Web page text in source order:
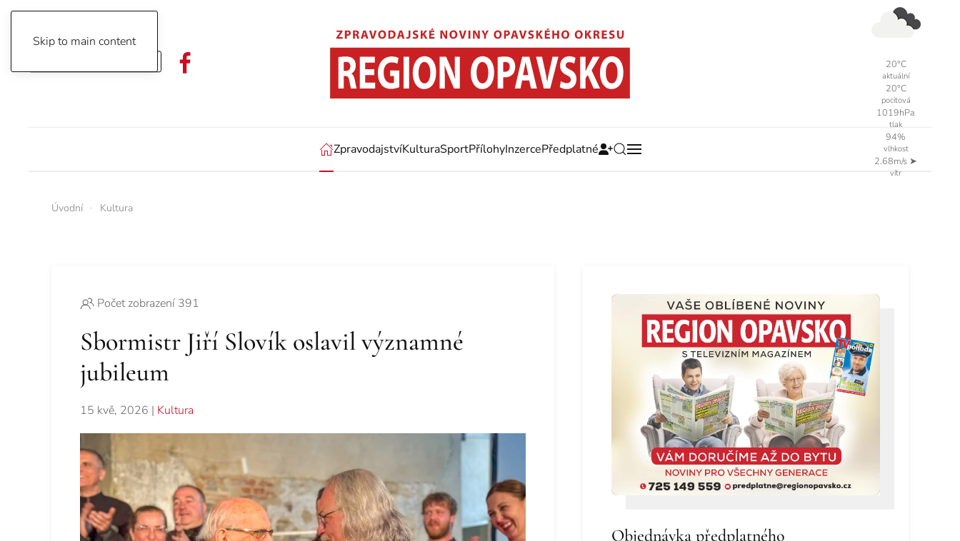
Skip to main content
20°C
aktuální
20°C
pocitová
1019hPa
tlak
94%
vlhkost
2.68m/s ➤
vítr
ZpravodajstvíKulturaSportPřílohyInzercePředplatné
Úvodní Kultura
Počet zobrazení 391
Sbormistr Jiří Slovík oslavil významné
jubileum
15 kvě, 2026 | Kultura
Objednávka předplatného